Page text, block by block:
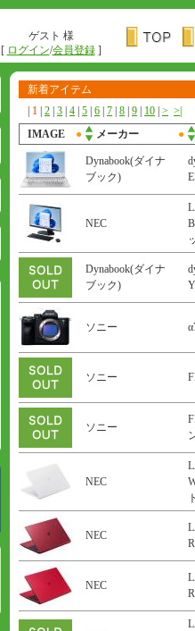
ゲスト 様
[ ログイン/会員登録]
新着アイテム
1 2 3 4 5 6 7 8 9 10 > >|
IMAGE
● メーカー ●
Dynabook(ダイナ
ブック)
NEC
Dynabook(ダイナ
ブック)
ソニー
ソニー
ソニー
NEC
NEC
NEC